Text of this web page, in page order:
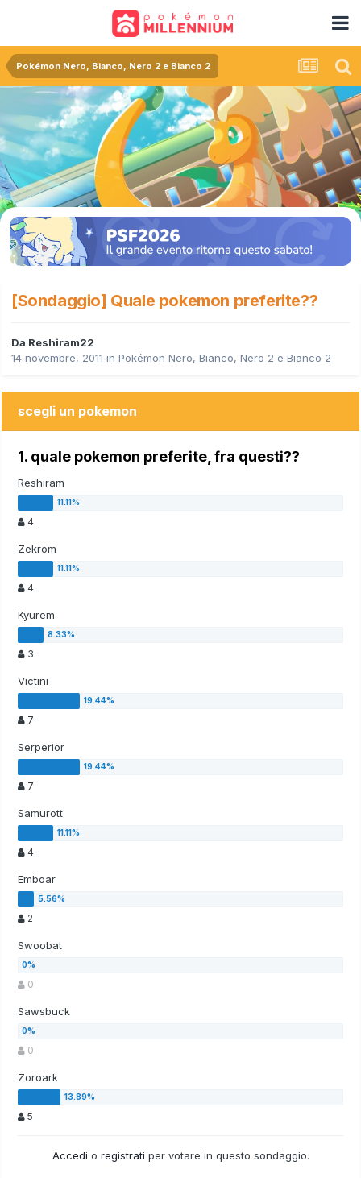
Pokémon Nero, Bianco, Nero 2 e Bianco 2
[Sondaggio] Quale pokemon preferite??
Da Reshiram22
14 novembre, 2011 in Pokémon Nero, Bianco, Nero 2 e Bianco 2
scegli un pokemon
1. quale pokemon preferite, fra questi??
Reshiram
4
Zekrom
4
Kyurem
3
Victini
7
Serperior
7
Samurott
4
Emboar
2
Swoobat
0
Sawsbuck
0
Zoroark
5
Accedi o registrati per votare in questo sondaggio.